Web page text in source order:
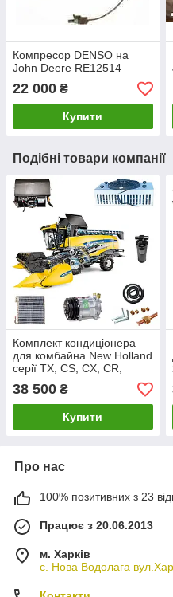
Компресор DENSO на
John Deere RE12514
22 000 ₴
Купити
Подібні товари компанії
Комплект кондиціонера
для комбайна New Holland
серії TX, CS, CX, CR,
(кондиціонер)
38 500 ₴
Купити
Про нас
100% позитивних з 23
Працює з 20.06.2013
м. Харків
с. Нова Водолага